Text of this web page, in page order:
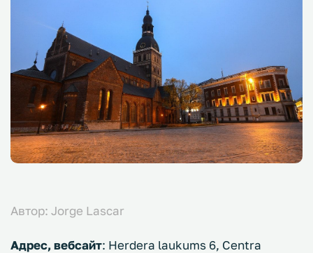
Автор: Jorge Lascar
Адрес, вебсайт: Herdera laukums 6, Centra